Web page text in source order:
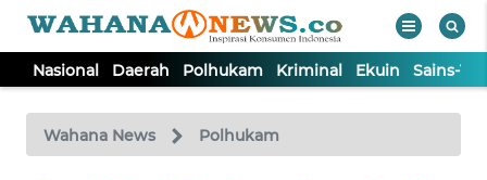
Nasional Daerah Polhukam Kriminal Ekuin Sains-
Wahana News Polhukam
TV
Tutup